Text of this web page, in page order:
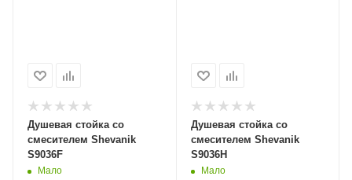
Душевая стойка со
смесителем Shevanik
S9036F
Мало
Душевая стойка со
смесителем Shevanik
S9036H
Мало